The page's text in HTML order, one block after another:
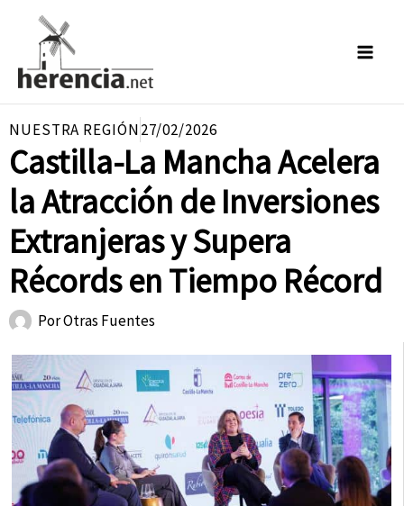
contenido
NUESTRA REGIÓN27/02/2026
Castilla-La Mancha Acelera
la Atracción de Inversiones
Extranjeras y Supera
Récords en Tiempo Récord
PorOtras Fuentes